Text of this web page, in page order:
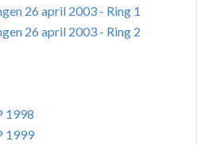
26 april 2003 - Ring 1
26 april 2003 - Ring 2
1998
1999